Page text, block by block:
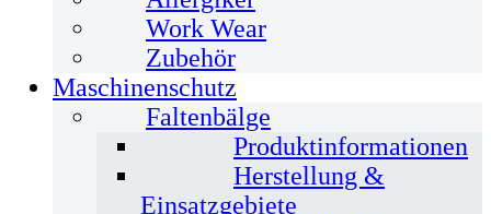
Work Wear
Zubehör
Maschinenschutz
Faltenbälge
Produktinformationen
Herstellung &
Einsatzgebiete